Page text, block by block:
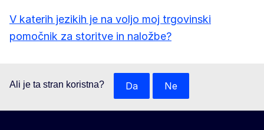
V katerih jezikih je na voljo moj trgovinski
pomočnik za storitve in naložbe?
Ali je ta stran koristna? Da Ne